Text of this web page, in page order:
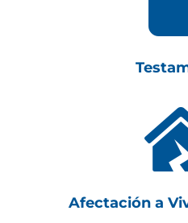
Afectación a